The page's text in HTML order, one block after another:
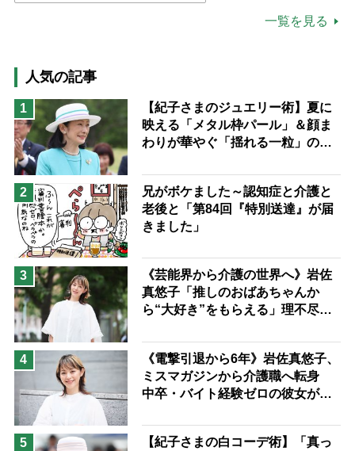
猫が母になつきません
息子の遠距離介護サバイバル術
兄がボケました
便利なサービス
予防法
一覧を見る
人気の記事
1
【紀子さまのジュエリー術】夏に
映える「メタル枠パール」＆顔ま
わりが華やぐ「揺れる一粒」の使
2
兄がボケました～認知症と介護と
老後と「第84回『特別送達』が届
きました」
3
《芸能界から介護の世界へ》岩佐
真悠子「推しのおばあちゃんか
ら“大好き”をもらえる」理不尽さ
場は「愛おしい」
4
《電撃引退から6年》岩佐真悠子、
ミスマガジンから介護職へ転身
中卒・バイト経験ゼロの彼女が見
ながら自分らしくいられる」
5
【紀子さまの白コーデ術】「真っ